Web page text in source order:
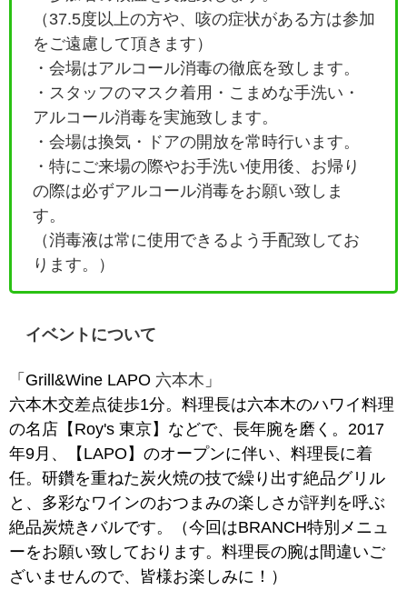
（37.5度以上の方や、咳の症状がある方は参加
をご遠慮して頂きます）
・会場はアルコール消毒の徹底を致します。
・ スタッフのマスク着用・こまめな手洗い・
アルコール消毒を実施致します。
・会場は換気・ドアの開放を常時行います。
・特にご来場の際やお手洗い使用後、お帰り
の際は必ずアルコール消毒をお願い致しま
す。
（消毒液は常に使用できるよう手配致してお
ります。）
イベントについて
「Grill&Wine LAPO 六本木 」
六本木交差点徒歩1分。料理長は六本木のハワイ料理
の名店【Roy's 東京】などで、長年腕を磨く。2017
年9月、【LAPO】のオープンに伴い、料理長に着
任。研鑽を重ねた炭火焼の技で繰り出す絶品グリル
と、多彩なワインのおつまみの楽しさが評判を呼ぶ
絶品炭焼きバルです。（今回はBRANCH特別メニュ
ーをお願い致しております。料理長の腕は間違いご
ざいませんので、皆様お楽しみに！）